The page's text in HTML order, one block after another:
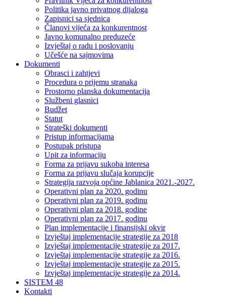
Politika javno privatnog dijaloga
Zapisnici sa sjednica
Članovi vijeća za konkurentnost
Javno komunalno preduzeće
Izvještaj o radu i poslovanju
Učešće na sajmovima
Dokumenti
Obrasci i zahtjevi
Procedura o prijemu stranaka
Prostorno planska dokumentacija
Službeni glasnici
Budžet
Statut
Strateški dokumenti
Pristup informacijama
Postupak pristupa
Upit za informaciju
Forma za prijavu sukoba interesa
Forma za prijavu slučaja korupcije
Strategija razvoja općine Jablanica 2021.-2027.
Operativni plan za 2020. godinu
Operativni plan za 2019. godinu
Operativni plan za 2018. godine
Operativni plan za 2017. godinu
Plan implementacije i finansijski okvir
Izvještaj implementacije strategije za 2018
Izvještaj implementacije strategije za 2017.
Izvještaj implementacije strategije za 2016.
Izvještaj implementacije strategije za 2015.
Izvještaj implementacije strategije za 2014.
SISTEM 48
Kontakti